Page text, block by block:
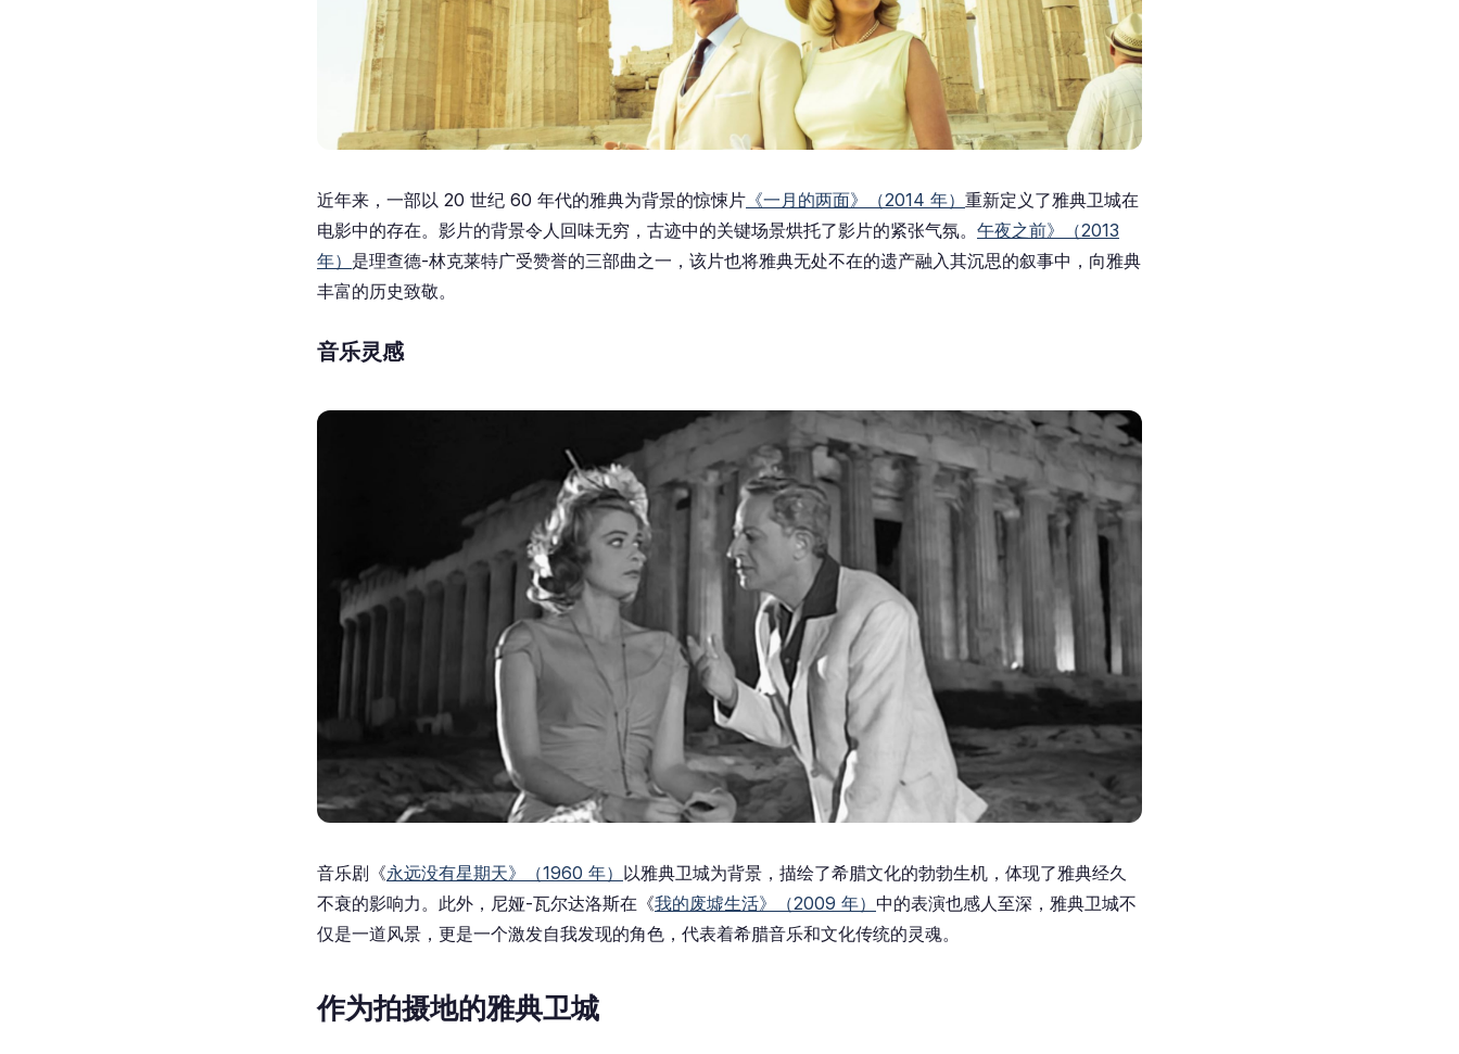
近年来，一部以 20 世纪 60 年代的雅典为背景的惊悚片 《一月的两面》（2014 年） 重新定义了雅典卫城在
电影中的存在。影片的背景令人回味无穷，古迹中的关键场景烘托了影片的紧张气氛。 午夜之前》（2013
年） 是理查德-林克莱特广受赞誉的三部曲之一，该片也将雅典无处不在的遗产融入其沉思的叙事中，向雅典
丰富的历史致敬。
音乐灵感
音乐剧《永远没有星期天》（1960 年） 以雅典卫城为背景，描绘了希腊文化的勃勃生机，体现了雅典经久
不衰的影响力。此外，尼娅-瓦尔达洛斯在《我的废墟生活》（2009 年） 中的表演也感人至深，雅典卫城不
仅是一道风景，更是一个激发自我发现的角色，代表着希腊音乐和文化传统的灵魂。
作为拍摄地的雅典卫城